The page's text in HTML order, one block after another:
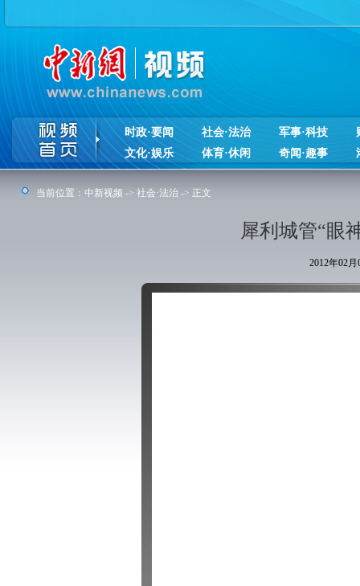
时政·要闻 社会·法治 军事·科技
文化·娱乐
体育·休闲 奇闻·趣事
当前位置： 中新视频 -> 社会·法治 -> 正文
犀利城管“眼
2012年02